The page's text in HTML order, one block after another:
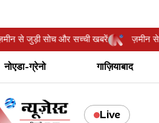
ज़मीन से जुड़ी सोच और सच्ची खबरें
नोएडा-ग्रेनो गाज़ियाबाद
Live